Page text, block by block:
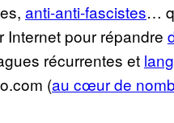
anti-anti-fascistes…
Internet pour répandre
récurrentes et
(au cœur de